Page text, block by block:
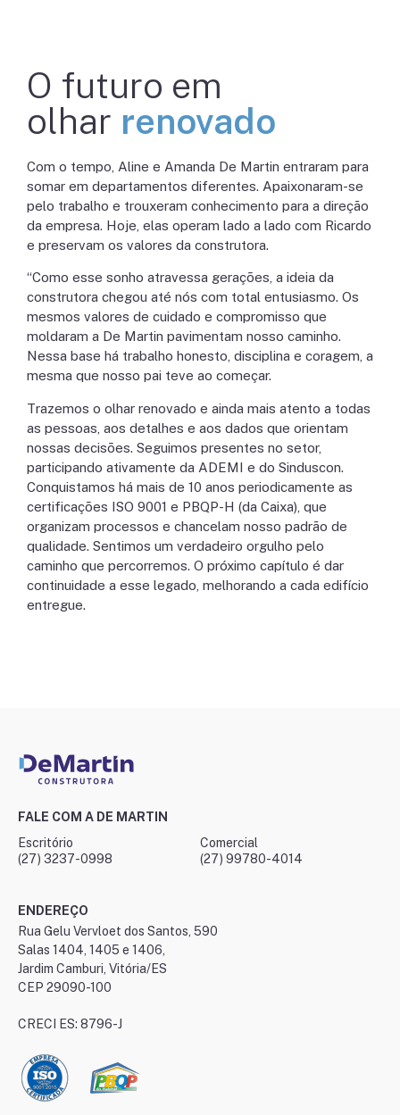
O futuro em
olhar renovado
Com o tempo, Aline e Amanda De Martin entraram para
somar em departamentos diferentes. Apaixonaram-se
pelo trabalho e trouxeram conhecimento para a direção
da empresa. Hoje, elas operam lado a lado com Ricardo
e preservam os valores da construtora.
“Como esse sonho atravessa gerações, a ideia da
construtora chegou até nós com total entusiasmo. Os
mesmos valores de cuidado e compromisso que
moldaram a De Martin pavimentam nosso caminho.
Nessa base há trabalho honesto, disciplina e coragem, a
mesma que nosso pai teve ao começar.
Trazemos o olhar renovado e ainda mais atento a todas
as pessoas, aos detalhes e aos dados que orientam
nossas decisões. Seguimos presentes no setor,
participando ativamente da ADEMI e do Sinduscon.
Conquistamos há mais de 10 anos periodicamente as
certificações ISO 9001 e PBQP-H (da Caixa), que
organizam processos e chancelam nosso padrão de
qualidade. Sentimos um verdadeiro orgulho pelo
caminho que percorremos. O próximo capítulo é dar
continuidade a esse legado, melhorando a cada edifício
entregue.
FALE COM A DE MARTIN
Escritório
(27) 3237-0998
Comercial
(27) 99780-4014
ENDEREÇO
Rua Gelu Vervloet dos Santos, 590
Salas 1404, 1405 e 1406,
Jardim Camburi, Vitória/ES
CEP 29090-100
CRECI ES: 8796-J